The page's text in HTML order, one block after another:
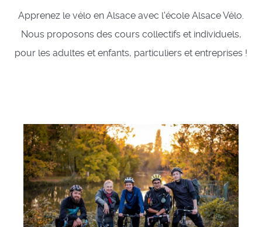
Apprenez le vélo en Alsace avec l'école Alsace Vélo.
Nous proposons des cours collectifs et individuels,
pour les adultes et enfants, particuliers et entreprises !